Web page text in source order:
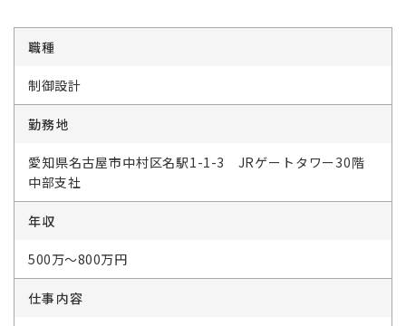
職種
制御設計
勤務地
愛知県名古屋市中村区名駅1-1-3 JRゲートタワー30階
中部支社
年収
500万～800万円
仕事内容